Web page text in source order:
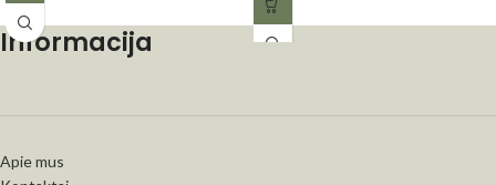
Informacija
Apie mus